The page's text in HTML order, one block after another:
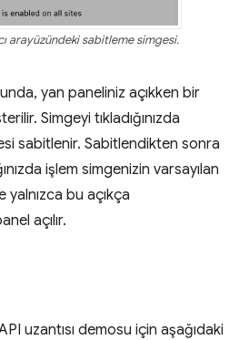
arayüzündeki sabitleme simgesi.
yan paneliniz açıkken bir
Simgeyi tıkladığınızda
sabitlenir. Sabitlendikten sonra
işlem simgenizin varsayılan
bu açıkça
açılır.
uzantısı demosu için aşağıdaki